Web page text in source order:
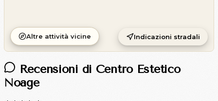
Altre attività vicine Indicazioni stradali
Recensioni di Centro Estetico
Noage